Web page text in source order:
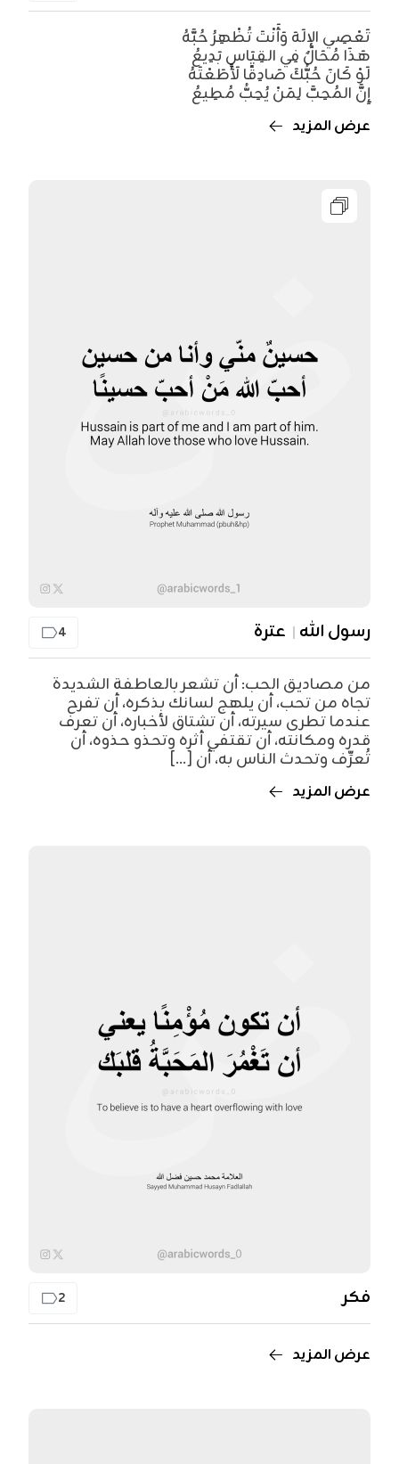
تَعْصِي الإِلَهَ وَأَنْتَ تُظْهِرُ حُبَّهُ
هَذَا مُحَالٌ فِي القِيَاسِ بَدِيعُ
لَوْ كَانَ حُبُّكَ صَادِقًا لَأَطَعْتَهُ
إِنَّ المُحِبَّ لِمَنْ يُحِبُّ مُطِيعُ
عرض المزيد
رسول الله عترة 4
من مصاديق الحب: أن تشعر بالعاطفة الشديدة
تجاه من تحب، أن يلهج لسانك بذكره، أن تفرح
عندما تطرى سيرته، أن تشتاق لأخباره، أن تعرف
قدره ومكانته، أن تقتفي أثره وتحذو حذوه، أن
تُعرِّف وتحدث الناس به، أن [...]
عرض المزيد
فكر 2
عرض المزيد